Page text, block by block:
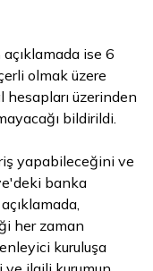
ise 6
olmak üzere
üzerinden
bildirildi.
yapabileceğini ve
banka
her zaman
kuruluşa